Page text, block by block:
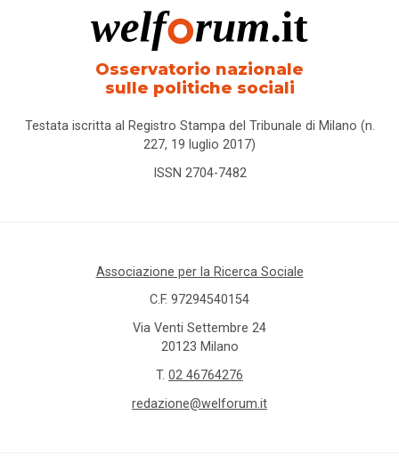
Osservatorio nazionale
sulle politiche sociali
Testata iscritta al Registro Stampa del Tribunale di Milano (n.
227, 19 luglio 2017)
ISSN 2704-7482
Associazione per la Ricerca Sociale
C.F. 97294540154
Via Venti Settembre 24
20123 Milano
T. 02 46764276
redazione@welforum.it